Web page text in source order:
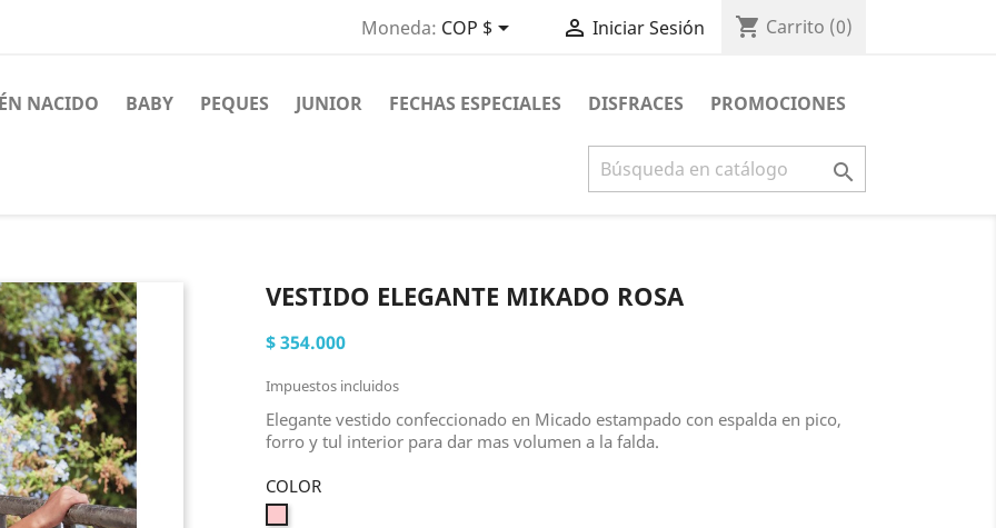
Moneda: COP $  Iniciar Sesión shopping_cart Carrito (0)
NACIDO BABY PEQUES JUNIOR FECHAS ESPECIALES DISFRACES PROMOCIONES

VESTIDO ELEGANTE MIKADO ROSA
$ 354.000
Impuestos incluidos
Elegante vestido confeccionado en Micado estampado con espalda en pico,
forro y tul interior para dar mas volumen a la falda.
COLOR